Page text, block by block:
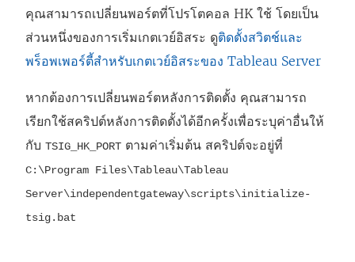
คุณสามารถเปลี่ยนพอร์ตที่โปรโตคอล HK ใช้ โดยเป็น
ส่วนหนึ่งของการเริ่มเกตเวย์อิสระ ดูติดตั้งสวิตช์และ
พร็อพเพอร์ตี้สำหรับเกตเวย์อิสระของ Tableau Server
หากต้องการเปลี่ยนพอร์ตหลังการติดตั้ง คุณสามารถ
เรียกใช้สคริปต์หลังการติดตั้งได้อีกครั้งเพื่อระบุค่าอื่นให้
กับ TSIG_HK_PORT ตามค่าเริ่มต้น สคริปต์จะอยู่ที่
C:\Program Files\Tableau\Tableau
Server\independentgateway\scripts\initialize-
tsig.bat